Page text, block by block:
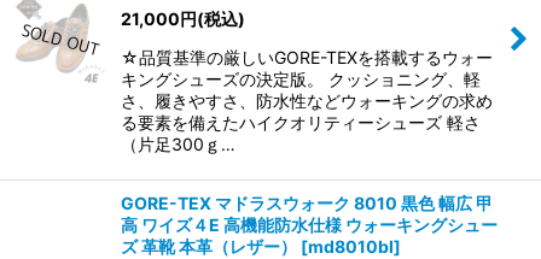
絞り込む
21,000円(税込)
☆品質基準の厳しいGORE-TEXを搭載するウォー
キングシューズの決定版。 クッショニング、軽
さ、履きやすさ、防水性などウォーキングの求め
る要素を備えたハイクオリティーシューズ 軽さ
（片足300ｇ…
GORE-TEX マドラスウォーク 8010 黒色 幅広 甲
高 ワイズ４E 高機能防水仕様 ウォーキングシュー
ズ 革靴 本革（レザー）
[md8010bl]